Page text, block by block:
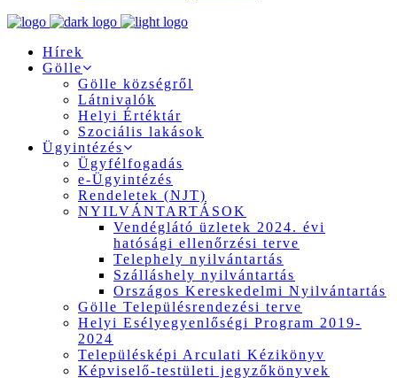
Hírek
Gölle
Gölle községről
Látnivalók
Helyi Értéktár
Szociális lakások
Ügyintézés
Ügyfélfogadás
e-Ügyintézés
Rendeletek (NJT)
NYILVÁNTARTÁSOK
Vendéglátó üzletek 2024. évi
hatósági ellenőrzési terve
Telephely nyilvántartás
Szálláshely nyilvántartás
Országos Kereskedelmi Nyilvántartás
Gölle Településrendezési terve
Helyi Esélyegyenlőségi Program 2019-
2024
Településképi Arculati Kézikönyv
Képviselő-testületi jegyzőkönyvek